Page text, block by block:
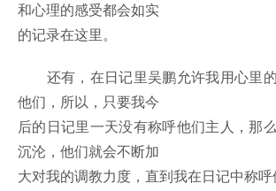
和心理的感受都会如实
的记录在这里。
还有，在日记里吴鹏允许我用心里
他们，所以，只要我今
后的日记里一天没有称呼他们主人，那
沉沦，他们就会不断加
大对我的调教力度，直到我在日记中称呼